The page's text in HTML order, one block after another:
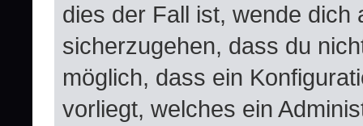
dies der Fall ist, wende dich
sicherzugehen, dass du
möglich, dass ein
vorliegt, welches ein